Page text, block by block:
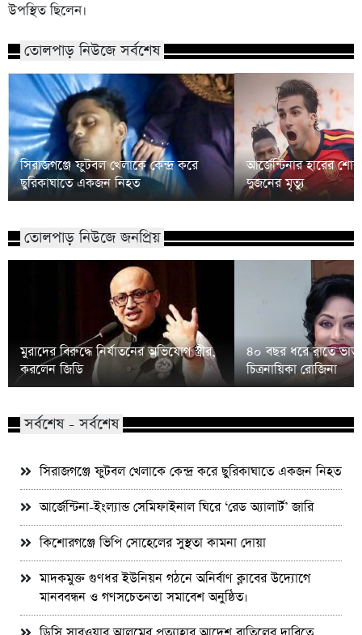
উপস্থিত ছিলেন।
তোলপাড় নিউজে সর্বশেষ
সিরাজগঞ্জে ফুটবল খেলাকে কেন্দ্র করে
ছুরিকাঘাতে একজন নিহত
আর্জেন্টিনার হারের
দুজনের মৃত্যু
তোলপাড় নিউজে জনপ্রিয়
মুরাদের বিরুদ্ধে নির্যাতনের অভিযোগ স্ত্রীর,
করলেন জিডি
৪০ বছর ধরে রাতে ভাত
চিত্রনায়িকা রোজিনা
সর্বশেষ - সর্বশেষ
সিরাজগঞ্জে ফুটবল খেলাকে কেন্দ্র করে ছুরিকাঘাতে একজন নিহত
আর্জেন্টিনা-ইংল্যান্ড সেমিফাইনাল ঘিরে ‘রেড অ্যালার্ট’ জারি
কিশোরগঞ্জে ভিপি সোহেলের সুস্থতা কামনা দোয়া
মাদকমুক্ত গুণধর ইউনিয়ন গঠনে অনির্বাণ ক্লাবের উদ্যোগে
মানববন্ধন ও গণসচেতনতা সমাবেশ অনুষ্ঠিত।